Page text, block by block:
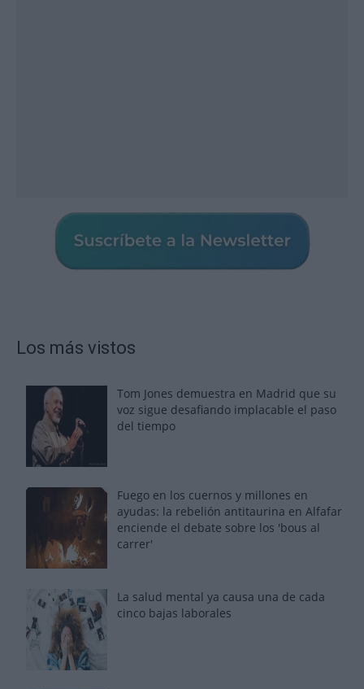
Los más vistos
Tom Jones demuestra en Madrid que su
voz sigue desafiando implacable el paso
del tiempo
Fuego en los cuernos y millones en
ayudas: la rebelión antitaurina en Alfafar
enciende el debate sobre los 'bous al
carrer'
La salud mental ya causa una de cada
cinco bajas laborales